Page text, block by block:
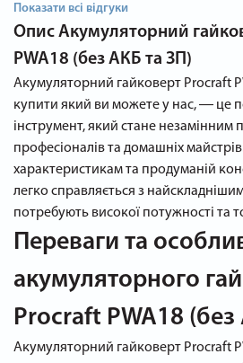
Показати всі відгуки
Опис Акумуляторний
PWA18 (без АКБ та ЗП)
Акумуляторний гайковерт Procraft
купити який ви можете у нас, ― це
інструмент, який стане незамінним
професіоналів та домашніх
характеристикам та продуманій
легко справляється з
потребують високої потужності та
Переваги та
акумуляторного
Procraft PWA18
Акумуляторний гайковерт Procraft